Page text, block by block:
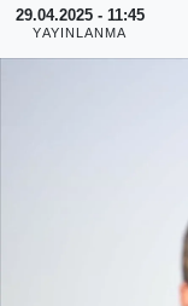
29.04.2025 - 11:45
YAYINLANMA
RESMİ